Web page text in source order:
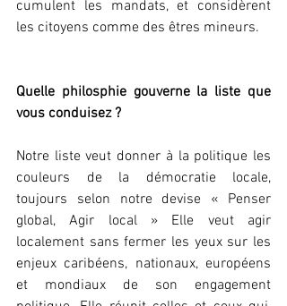
cumulent les mandats, et considèrent
les citoyens comme des êtres mineurs.
Quelle philosphie gouverne la liste que
vous conduisez ?
Notre liste veut donner à la politique les
couleurs de la démocratie locale,
toujours selon notre devise « Penser
global, Agir local » Elle veut agir
localement sans fermer les yeux sur les
enjeux caribéens, nationaux, européens
et mondiaux de son engagement